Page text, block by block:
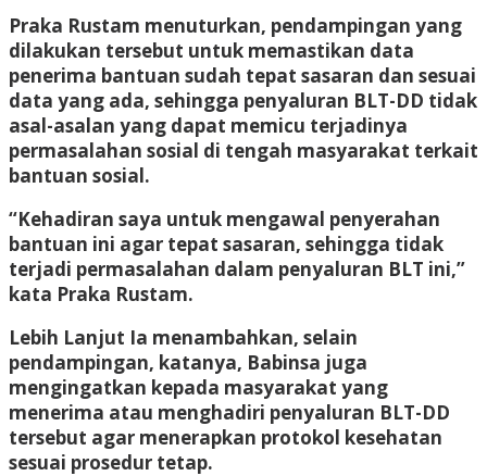
Praka Rustam menuturkan, pendampingan yang
dilakukan tersebut untuk memastikan data
penerima bantuan sudah tepat sasaran dan sesuai
data yang ada, sehingga penyaluran BLT-DD tidak
asal-asalan yang dapat memicu terjadinya
permasalahan sosial di tengah masyarakat terkait
bantuan sosial.
“Kehadiran saya untuk mengawal penyerahan
bantuan ini agar tepat sasaran, sehingga tidak
terjadi permasalahan dalam penyaluran BLT ini,”
kata Praka Rustam.
Lebih Lanjut Ia menambahkan, selain
pendampingan, katanya, Babinsa juga
mengingatkan kepada masyarakat yang
menerima atau menghadiri penyaluran BLT-DD
tersebut agar menerapkan protokol kesehatan
sesuai prosedur tetap.